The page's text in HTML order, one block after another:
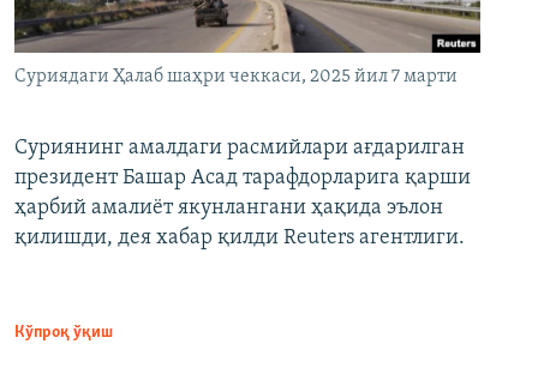
Суриядаги Ҳалаб шаҳри чеккаси, 2025 йил 7 марти
Суриянинг амалдаги расмийлари ағдарилган
президент Башар Асад тарафдорларига қарши
ҳарбий амалиёт якунлангани ҳақида эълон
қилишди, дея хабар қилди Reuters агентлиги.
Кўпроқ ўқиш